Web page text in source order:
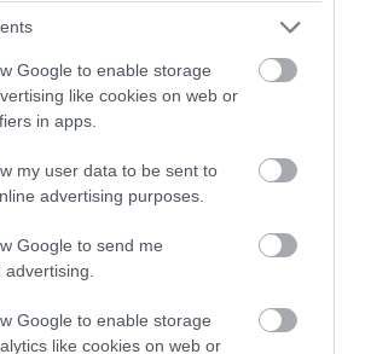
Google to enable storage
like cookies on web or
in apps.
my user data to be sent to
advertising purposes.
Google to send me
Google to enable storage
like cookies on web or
κατά Ν.Ανδρουλάκη για τα
«Επιχειρεί να
αφήγημα σκανδάλου»